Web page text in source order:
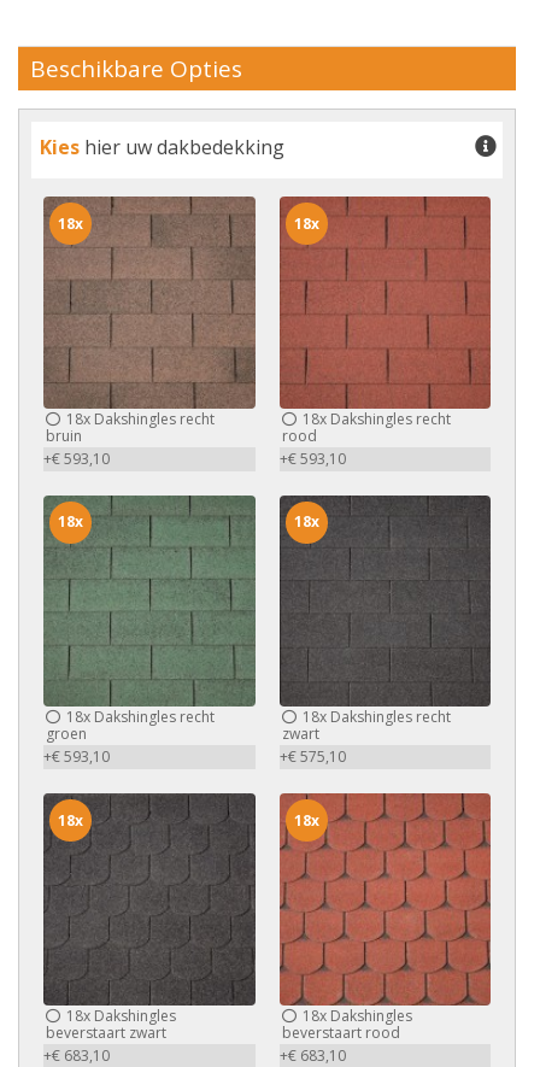
Beschikbare Opties
Kies hier uw dakbedekking
18x Dakshingles recht
bruin
+€ 593,10
18x
18xDakshingles recht
rood
+€ 593,10
18x
18x Dakshingles recht
groen
+€ 593,10
18x
18xDakshingles recht
zwart
+€ 575,10
18x
18x Dakshingles
beverstaart zwart
+€ 683,10
18x
18xDakshingles
beverstaart rood
+€ 683,10
18x